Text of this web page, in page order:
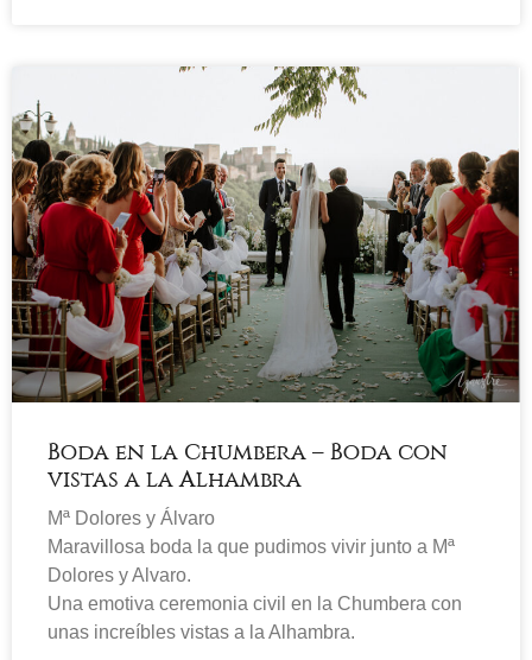
Boda en la Chumbera – Boda con
vistas a la Alhambra
Mª Dolores y Álvaro
Maravillosa boda la que pudimos vivir junto a Mª
Dolores y Alvaro.
Una emotiva ceremonia civil en la Chumbera con
unas increíbles vistas a la Alhambra.